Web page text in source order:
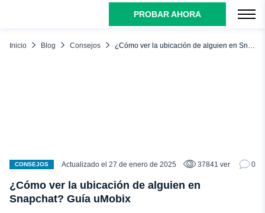
PROBAR AHORA
Inicio Blog Consejos ¿Cómo ver la ubicación de alguien en Snapchat? Guía uMobix
CONSEJOS Actualizado el 27 de enero de 2025 37841 ver 0
¿Cómo ver la ubicación de alguien en
Snapchat? Guía uMobix
¿Por qué deberías rastrear la ubicación en Snapchat?
Conclusión